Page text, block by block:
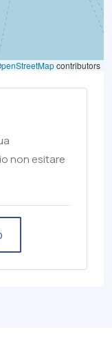
contributors
non esitare